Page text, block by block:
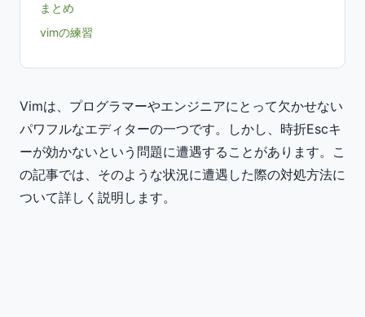
まとめ
vimの練習
Vimは、プログラマーやエンジニアにとって欠かせない
パワフルなエディターの一つです。しかし、時折Escキ
ーが効かないという問題に遭遇することがあります。こ
の記事では、そのような状況に遭遇した際の対処方法に
ついて詳しく説明します。